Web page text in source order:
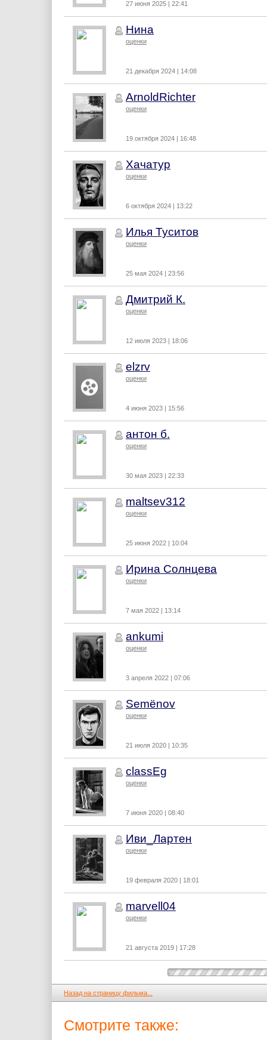
27 июня 2025 | 22:41
Нина
оценки
21 декабря 2024 | 14:08
ArnoldRichter
оценки
19 октября 2024 | 16:48
Хачатур
оценки
6 октября 2024 | 13:22
Илья Туситов
оценки
25 мая 2024 | 23:56
Дмитрий К.
оценки
12 июля 2023 | 18:06
elzrv
оценки
4 июня 2023 | 15:56
антон б.
оценки
30 мая 2023 | 22:33
maltsev312
оценки
25 июня 2022 | 10:04
Ирина Солнцева
оценки
7 мая 2022 | 13:14
ankumi
оценки
3 апреля 2022 | 07:06
Semёnov
оценки
21 июля 2020 | 10:35
classEg
оценки
7 июня 2020 | 08:40
Иви_Лартен
оценки
19 февраля 2020 | 18:01
marvell04
оценки
21 августа 2019 | 17:28
Назад на страницу фильма...
Смотрите также: